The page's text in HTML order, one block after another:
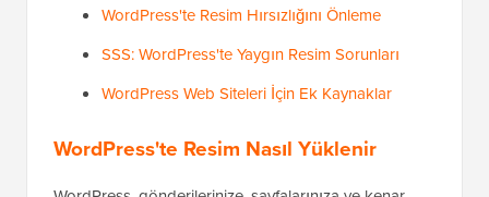
WordPress'te Resim Hırsızlığını Önleme
SSS: WordPress'te Yaygın Resim Sorunları
WordPress Web Siteleri İçin Ek Kaynaklar
WordPress'te Resim Nasıl Yüklenir